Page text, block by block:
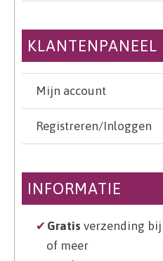
KLANTENPANEEL
Mijn account
Registreren/Inloggen
INFORMATIE
Gratis verzending bij
of meer